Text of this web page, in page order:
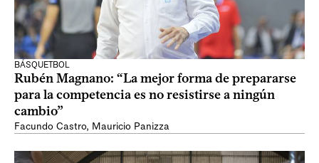
BÁSQUETBOL
Rubén Magnano: “La mejor forma de prepararse
para la competencia es no resistirse a ningún
cambio”
Facundo Castro, Mauricio Panizza